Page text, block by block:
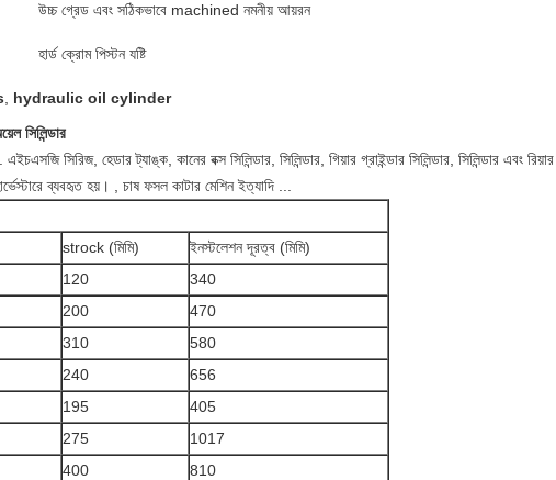
উচ্চ গ্রেড এবং সঠিকভাবে machined নমনীয় আয়রন
হার্ড ক্রোম পিস্টন যষ্টি
hydraulic oil cylinder
সিলিন্ডার
সিরিজ, হেডার ট্যাঙ্ক, কানের বক্স সিলিন্ডার, সিলিন্ডার, গিয়ার গ্রাইন্ডার সিলিন্ডার, সিলিন্ডার এবং রিয়ার
ব্যবহৃত হয়। , চাষ ফসল কাটার মেশিন ইত্যাদি ...
strock (মিমি)
ইনস্টলেশন দূরত্ব (মিমি)
120
340
200
470
310
580
240
656
195
405
275
1017
400 810